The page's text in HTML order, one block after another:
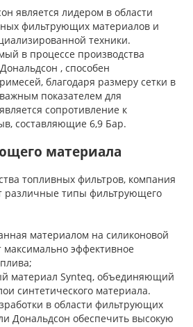
является лидером в области
фильтрующих материалов и
техники.
в процессе производства
, способен
благодаря размеру сетки в
показателем для
сопротивление к
составляющие 6,9 Бар.
материала
топливных фильтров, компания
различные типы фильтрующего
материалом на силиконовой
максимально эффективное
материал Synteq, объединяющий
синтетического материала.
в области фильтрующих
Дональдсон обеспечить высокую